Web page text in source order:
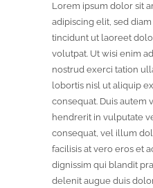
Lorem ipsum dolor sit
adipiscing elit, sed
tincidunt ut laoreet
volutpat. Ut wisi enim
nostrud exerci tation
lobortis nisl ut aliquip
consequat. Duis autem
hendrerit in vulputate
consequat, vel illum
facilisis at vero eros et
dignissim qui blandit
delenit augue duis